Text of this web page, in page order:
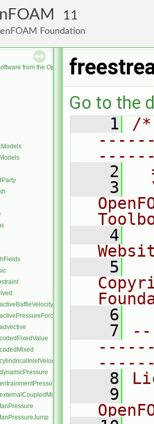
11
Foundation
from the OpenFOAM Foundation
activeBaffleVelocity
activePressureForceBaffleVelocity
advective
codedFixedValue
codedMixed
cylindricalInletVelocity
dynamicPressure
entrainmentPressure
externalCoupledMixed
fanPressure
fanPressureJump
Go to the
    1
/
    2
    3
    4
    5
    6
    7
    8
    9